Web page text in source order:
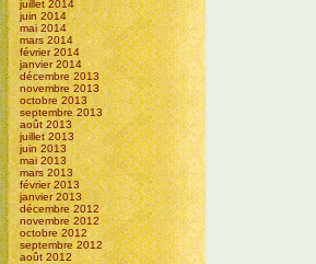
juillet 2014
juin 2014
mai 2014
mars 2014
février 2014
janvier 2014
décembre 2013
novembre 2013
octobre 2013
septembre 2013
août 2013
juillet 2013
juin 2013
mai 2013
mars 2013
février 2013
janvier 2013
décembre 2012
novembre 2012
octobre 2012
septembre 2012
août 2012